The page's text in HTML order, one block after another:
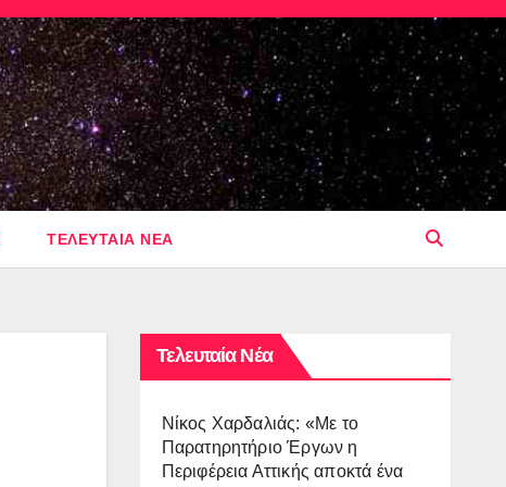
ΤΕΛΕΥΤΑΙΑ ΝΕΑ
Τελευταία Νέα
Νίκος Χαρδαλιάς: «Με το
Παρατηρητήριο Έργων η
Περιφέρεια Αττικής αποκτά ένα